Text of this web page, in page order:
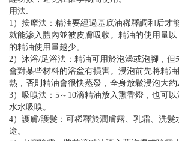
用法:
1）按摩法：精油要經過基底油稀釋調和后才
就能滲入體內並被皮膚吸收。精油的使用量
的精油使用量越少。
2）沐浴/足浴法：精油可用於泡澡或泡腳，
會對某些材料的浴盆有損害。浸泡前先將精
熱，否則精油會很快蒸發，全身放鬆浸泡大約
3）吸嗅法：5～10滴精油放入熏香燈，也可
水水吸嗅。
4）護膚/護髮：可稀釋於潤膚露、乳霜、洗髮
途。